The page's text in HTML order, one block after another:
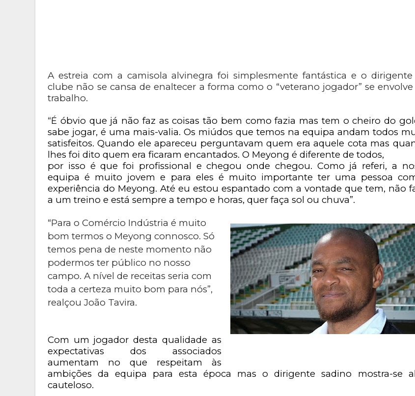
A estreia com a camisola alvinegra foi simplesmente fantástica e o
clube não se cansa de enaltecer a forma como o “veterano jogador” se
trabalho.
“É óbvio que já não faz as coisas tão bem como fazia mas tem o cheiro do
sabe jogar, é uma mais-valia. Os miúdos que temos na equipa andam todos
satisfeitos. Quando ele apareceu perguntavam quem era aquele cota mas
lhes foi dito quem era ficaram encantados. O Meyong é diferente de todos,
por isso é que foi profissional e chegou onde chegou. Como já referi, a
equipa é muito jovem e para eles é muito importante ter uma pessoa
experiência do Meyong. Até eu estou espantado com a vontade que tem, não
a um treino e está sempre a tempo e horas, quer faça sol ou chuva”.
“Para o Comércio Indústria é muito
bom termos o Meyong connosco. Só
temos pena de neste momento não
podermos ter público no nosso
campo. A nível de receitas seria com
toda a certeza muito bom para nós”,
realçou João Tavira.
Com um jogador desta qualidade as
expectativas dos associados
aumentam no que respeitam às
ambições da equipa para esta época mas o dirigente sadino mostra-se
cauteloso.